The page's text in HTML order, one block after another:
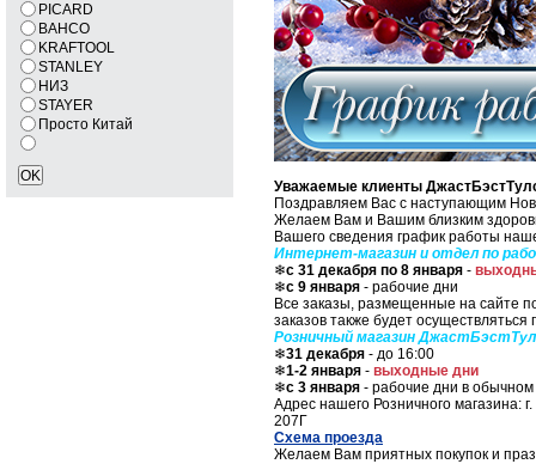
PICARD
BAHCO
KRAFTOOL
STANLEY
НИЗ
STAYER
Просто Китай
Уважаемые клиенты
Поздравляем Вас с наступающим
Желаем Вам и Вашим близким
Вашего сведения график работы
Интернет-магазин и отдел по
❄с 31 декабря по 8 января -
❄с 9 января - рабочие дни
Все заказы, размещенные на сайте
заказов также будет осуществляться
Розничный магазин
❄31 декабря - до 16:00
❄1-2 января - выходные дни
❄с 3 января - рабочие дни в
Адрес нашего Розничного магазина:
207Г
Схема проезда
Желаем Вам приятных покупок и